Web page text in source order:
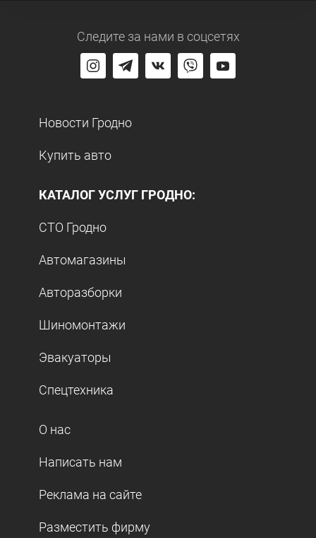
Следите за нами в соцсетях
Новости Гродно
Купить авто
КАТАЛОГ УСЛУГ ГРОДНО:
СТО Гродно
Автомагазины
Авторазборки
Шиномонтажи
Эвакуаторы
Спецтехника
О нас
Написать нам
Реклама на сайте
Разместить фирму